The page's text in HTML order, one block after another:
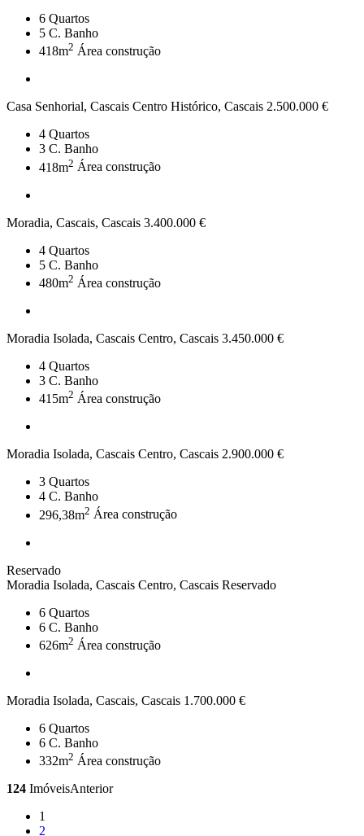
6 Quartos
5 C. Banho
418m2 Área construção
Casa Senhorial, Cascais Centro Histórico, Cascais 2.500.000 €
4 Quartos
3 C. Banho
418m2 Área construção
Moradia, Cascais, Cascais 3.400.000 €
4 Quartos
5 C. Banho
480m2 Área construção
Moradia Isolada, Cascais Centro, Cascais 3.450.000 €
4 Quartos
3 C. Banho
415m2 Área construção
Moradia Isolada, Cascais Centro, Cascais 2.900.000 €
3 Quartos
4 C. Banho
296,38m2 Área construção
Reservado
Moradia Isolada, Cascais Centro, Cascais Reservado
6 Quartos
6 C. Banho
626m2 Área construção
Moradia Isolada, Cascais, Cascais 1.700.000 €
6 Quartos
6 C. Banho
332m2 Área construção
124 ImóveisAnterior
1
2